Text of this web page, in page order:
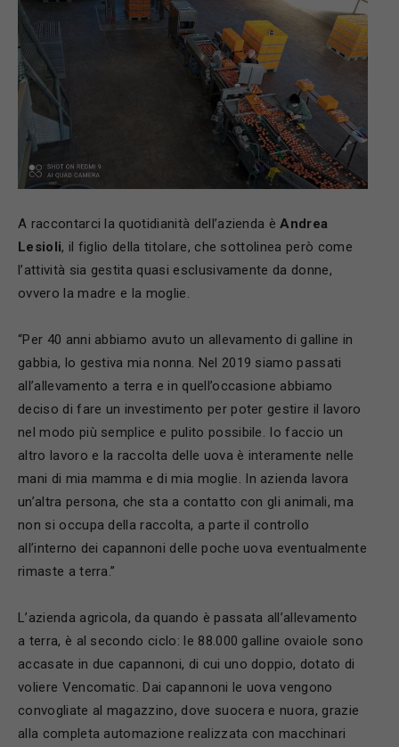
A raccontarci la quotidianità dell’azienda èAndrea
Lesioli, il figlio della titolare, che sottolinea però come
l’attività sia gestita quasi esclusivamente da donne,
ovvero la madre e la moglie.
“Per 40 anni abbiamo avuto un allevamento di galline in
gabbia, lo gestiva mia nonna. Nel 2019 siamo passati
all’allevamento a terra e in quell’occasione abbiamo
deciso di fare un investimento per poter gestire il lavoro
nel modo più semplice e pulito possibile. Io faccio un
altro lavoro e la raccolta delle uova è interamente nelle
mani di mia mamma e di mia moglie. In azienda lavora
un’altra persona, che sta a contatto con gli animali, ma
non si occupa della raccolta, a parte il controllo
all’interno dei capannoni delle poche uova eventualmente
rimaste a terra.”
L’azienda agricola, da quando è passata all’allevamento
a terra, è al secondo ciclo: le 88.000 galline ovaiole sono
accasate in due capannoni, di cui uno doppio, dotato di
voliere Vencomatic. Dai capannoni le uova vengono
convogliate al magazzino, dove suocera e nuora, grazie
alla completa automazione realizzata con macchinari